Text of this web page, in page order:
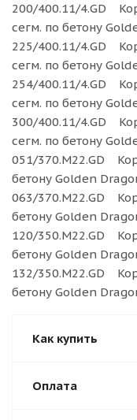
200/400.11/4.GD
сегм. по бетону
225/400.11/4.GD
сегм. по бетону
254/400.11/4.GD
сегм. по бетону
300/400.11/4.GD
сегм. по бетону
051/370.M22.GD
бетону Golden
063/370.M22.GD
бетону Golden
120/350.M22.GD
бетону Golden
132/350.M22.GD
бетону Golden
Как купить
Оплата